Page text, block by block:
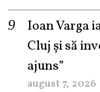
Ioan Varga
Cluj și să
ajuns”
august 7, 2026